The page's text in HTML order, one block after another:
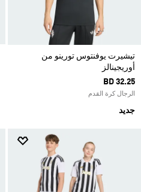
تيشيرت يوفنتوس تورينو من
أوريجينالز
BD 32.25
الرجال كرة القدم
جديد